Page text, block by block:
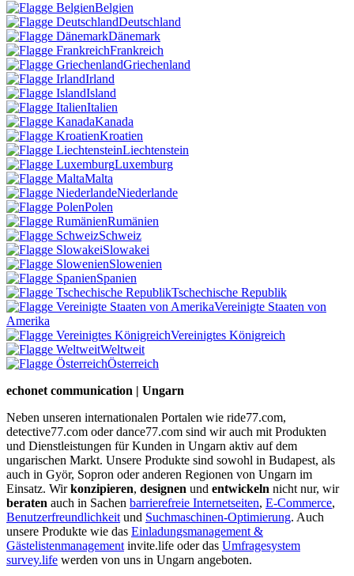
Belgien
Deutschland
Dänemark
Frankreich
Griechenland
Irland
Island
Italien
Kanada
Kroatien
Liechtenstein
Luxemburg
Malta
Niederlande
Polen
Rumänien
Schweiz
Slowakei
Slowenien
Spanien
Tschechische Republik
Vereinigte Staaten von
Amerika
Vereinigtes Königreich
Weltweit
Österreich
echonet communication | Ungarn
Neben unseren internationalen Portalen wie ride77.com,
detective77.com oder dance77.com sind wir auch mit Produkten
und Dienstleistungen für Kunden in Ungarn aktiv auf dem
ungarischen Markt. Unsere Produkte sind sowohl in Budapest, als
auch in Györ, Sopron oder anderen Regionen von Ungarn im
Einsatz. Wirkonzipieren, designen und entwickeln nicht nur, wir
beraten auch in Sachen barrierefreie Internetseiten, E-Commerce,
Benutzerfreundlichkeit und Suchmaschinen-Optimierung. Auch
unsere Produkte wie das Einladungsmanagement &
Gästelistenmanagement invite.life oder das Umfragesystem
survey.life werden von uns in Ungarn angeboten.